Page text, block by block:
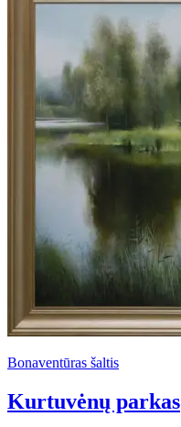
Bonaventūras šaltis
Kurtuvėnų parkas